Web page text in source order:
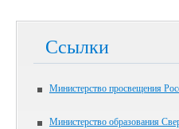
Ссылки
Министерство просвещения
Министерство образования